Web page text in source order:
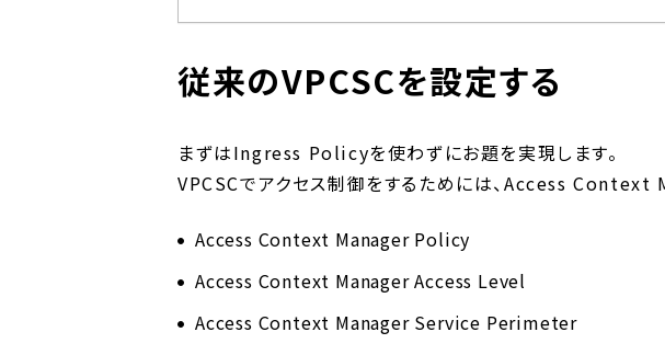
従来のVPCSCを設定する
まずはIngress Policyを使わずにお題を実現します。
VPCSCでアクセス制御をするためには、Access
Access Context Manager Policy
Access Context Manager Access Level
Access Context Manager Service Perimeter